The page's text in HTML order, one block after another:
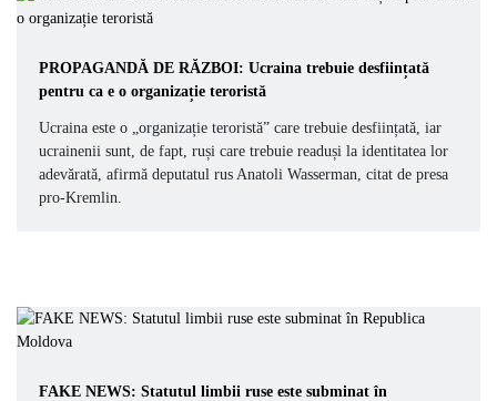
PROPAGANDĂ DE RĂZBOI: Ucraina trebuie desființată
pentru ca e o organizație teroristă
Ucraina este o „organizație teroristă” care trebuie desființată, iar
ucrainenii sunt, de fapt, ruși care trebuie readuși la identitatea lor
adevărată, afirmă deputatul rus Anatoli Wasserman, citat de presa
pro-Kremlin.
FAKE NEWS: Statutul limbii ruse este subminat în